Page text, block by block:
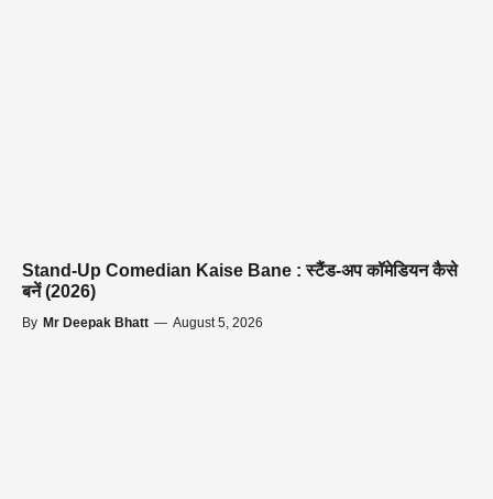
Stand-Up Comedian Kaise Bane : स्टैंड-अप कॉमेडियन कैसे
बनें (2026)
By Mr Deepak Bhatt — August 5, 2026